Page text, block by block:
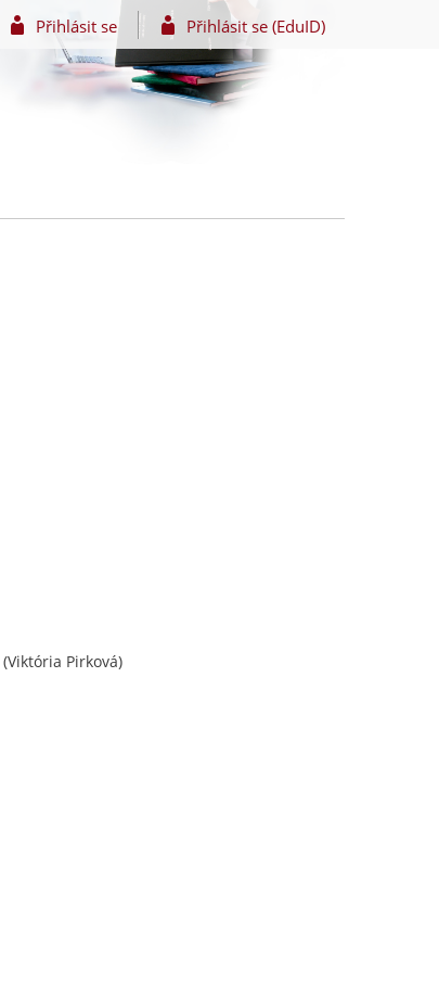
Přihlásit se Přihlásit se (EduID)
(Viktória Pirková)